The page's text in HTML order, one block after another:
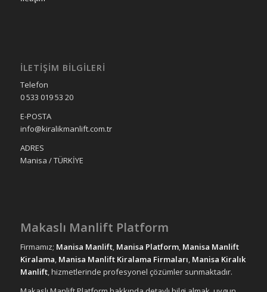
İLETIŞIM BILGILERI
Telefon
0 533 019 53 20
E-POSTA
info@kiralikmanlift.com.tr
ADRES
Manisa / TÜRKİYE
Makaslı Manlift Platform
Firmamız; Manisa Manlift, Manisa Platform, Manisa Manlift
Kiralama, Manisa Manlift Kiralama Firmaları, Manisa Kiralık
Manlift, hizmetlerinde profesyonel çözümler sunmaktadır.